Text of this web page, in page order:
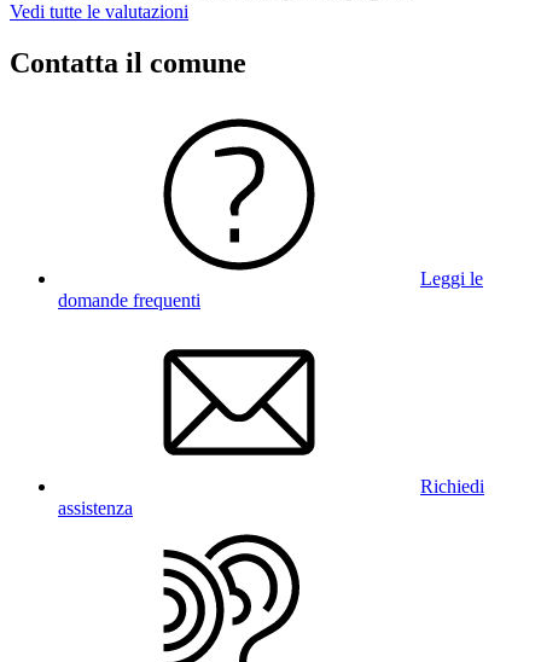
Vedi tutte le valutazioni
Contatta il comune
Leggi le
domande frequenti
Richiedi
assistenza